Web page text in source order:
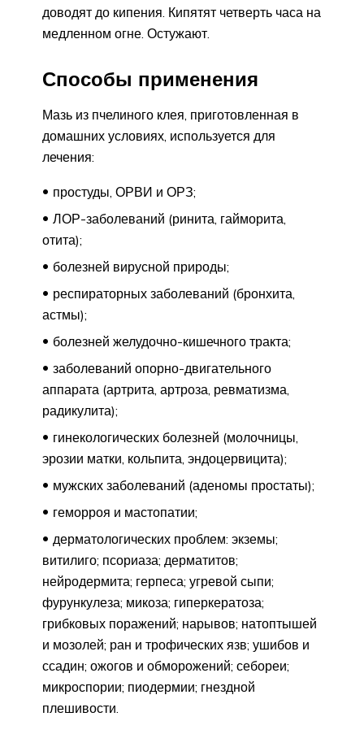
доводят до кипения. Кипятят четверть часа на
медленном огне. Остужают.
Способы применения
Мазь из пчелиного клея, приготовленная в
домашних условиях, используется для
лечения:
простуды, ОРВИ и ОРЗ;
ЛОР-заболеваний (ринита, гайморита,
отита);
болезней вирусной природы;
респираторных заболеваний (бронхита,
астмы);
болезней желудочно-кишечного тракта;
заболеваний опорно-двигательного
аппарата (артрита, артроза, ревматизма,
радикулита);
гинекологических болезней (молочницы,
эрозии матки, кольпита, эндоцервицита);
мужских заболеваний (аденомы простаты);
геморроя и мастопатии;
дерматологических проблем: экземы;
витилиго; псориаза; дерматитов;
нейродермита; герпеса; угревой сыпи;
фурункулеза; микоза; гиперкератоза;
грибковых поражений; нарывов; натоптышей
и мозолей; ран и трофических язв; ушибов и
ссадин; ожогов и обморожений; себореи;
микроспории; пиодермии; гнездной
плешивости.